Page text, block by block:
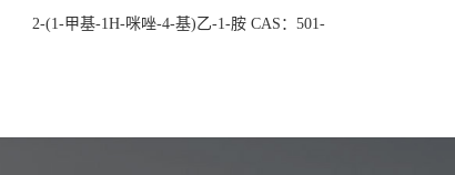
2-(1-甲基-1H-咪唑-4-基)乙-1-胺 CAS：501-